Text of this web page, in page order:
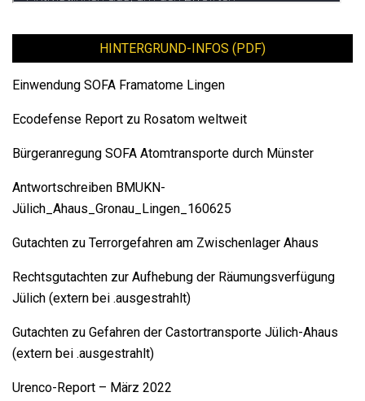
HINTERGRUND-INFOS (PDF)
Einwendung SOFA Framatome Lingen
Ecodefense Report zu Rosatom weltweit
Bürgeranregung SOFA Atomtransporte durch Münster
Antwortschreiben BMUKN-
Jülich_Ahaus_Gronau_Lingen_160625
Gutachten zu Terrorgefahren am Zwischenlager Ahaus
Rechtsgutachten zur Aufhebung der Räumungsverfügung
Jülich (extern bei .ausgestrahlt)
Gutachten zu Gefahren der Castortransporte Jülich-Ahaus
(extern bei .ausgestrahlt)
Urenco-Report – März 2022